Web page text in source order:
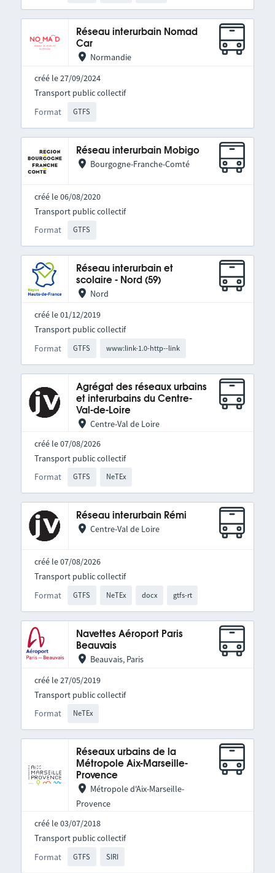
Réseau interurbain Nomad
Car
Normandie
créé le 27/09/2024
Format GTFS
Transport public collectif
Réseau interurbain Mobigo
Bourgogne-Franche-Comté
créé le 06/08/2020
Format GTFS
Transport public collectif
Réseau interurbain et
scolaire - Nord (59)
Nord
créé le 01/12/2019
Format GTFS www:link-1.0-http--link
Transport public collectif
Agrégat des réseaux urbains
et interurbains du Centre-
Val-de-Loire
Centre-Val de Loire
créé le 07/08/2026
Format GTFS NeTEx
Transport public collectif
Réseau interurbain Rémi
Centre-Val de Loire
créé le 07/08/2026
Format GTFS NeTEx docx gtfs-rt
Transport public collectif
Navettes Aéroport Paris
Beauvais
Beauvais, Paris
créé le 27/05/2019
Format NeTEx
Transport public collectif
Réseaux urbains de la
Métropole Aix-Marseille-
Provence
Métropole d'Aix-Marseille-
Provence
créé le 03/07/2018
Format GTFS SIRI
Transport public collectif